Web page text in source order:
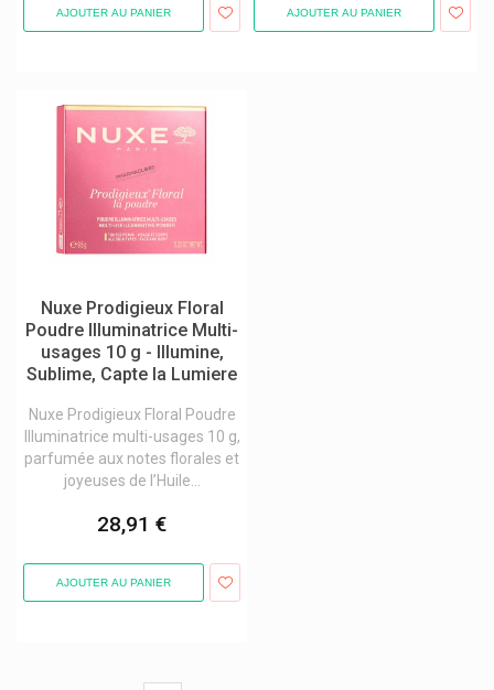
Eubos Produits
Eucerin Dermo-Cosmétique
Eurogenerics
Evian
Ex Aequa Foot Care
Excilor Mycose Pieds Et Ongles Verrues
F-Press
Farmamed Baume À Lèvres Enfants
Febelcare
Fittydent
Fixodent
Flen Health Flen Pharma
Fluocaril Cosmétique Dentifrices Bi-Fluorée
Footner
Forsee Line
Forté Pharma
Frei Ol
Garancia Cosmétique Visage / Corps
Gifrer
Gillette
AJOUTER AU PANIER AJOUTER AU PANIER
Nuxe Prodigieux Floral
Poudre Illuminatrice Multi-
usages 10 g - Illumine,
Sublime, Capte la Lumiere
Nuxe Prodigieux Floral Poudre
Illuminatrice multi-usages 10 g,
parfumée aux notes florales et
joyeuses de l’Huile...
28,91 €
AJOUTER AU PANIER